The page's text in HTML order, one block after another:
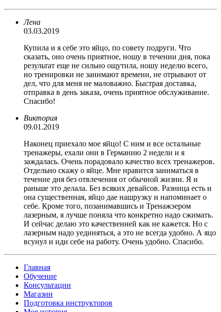
Лена
03.03.2019
Купила и я себе это яйцо, по совету подруги. Что
сказать, оно очень приятное, ношу в течении дня, пока
результат еще не сильно ощутила, ношу неделю всего,
но тренировки не занимают времени, не отрывают от
дел, что для меня не маловажно. Быстрая доставка,
отправка в день заказа, очень приятное обслуживание.
Спасибо!
Виктория
09.01.2019
Наконец приехало мое яйцо! С ним и все остальные
тренажеры, ехали они в Германию 2 недели и я
заждалась. Очень порадовало качество всех тренажеров.
Отдельно скажу о яйце. Мне нравится заниматься в
течение дня без отвлечения от обычной жизни. Я и
раньше это делала. Без всяких девайсов. Разница есть и
она существенная, яйцо дае нашрузку и напоминает о
себе. Кроме того, позанимавшись и Тренажэером
лазерным, я лучше поняла что конкретно надо сжимать.
И сейчас делаю это качественней как не кажется. Но с
лазерным надо уединяться, а это не всегда удобно. А яцо
всунул и иди себе на работу. Очень удобно. Спасибо.
Главная
Обучение
Консультации
Магазин
Подготовка инструкторов